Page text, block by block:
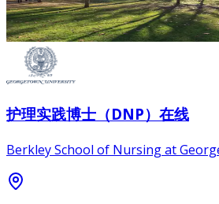
护理实践博士（DNP）在线
Berkley School of Nursing at